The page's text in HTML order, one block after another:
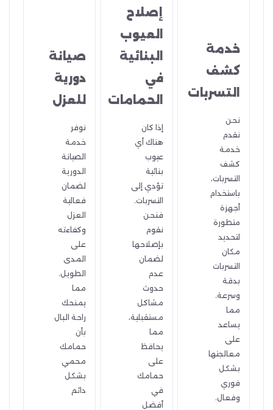
خدمة
كشف
التسربات
نحن
نقدم
خدمة
كشف
التسربات،
باستخدام
أجهزة
متطورة
لتحديد
مكان
التسربات
بدقة
وسرعة.
مما
يساعد
على
معالجتها
بشكل
فوري
وفعال.
إصلاح
العيوب
البنائية
في
الحمامات
إذا كان
هناك أي
عيوب
بنائية
تؤدي إلى
التسربات.
فنحن
نقوم
بإصلاحها
لضمان
عدم
حدوث
مشاكل
مستقبلية،
مما
يحافظ
على
حمامك
في
أفضل
صيانة
دورية
للعزل
نوفر
خدمة
الصيانة
الدورية
لضمان
فعالية
العزل
وكفاءته
على
المدى
الطويل.
مما
يمنحك
راحة البال
بأن
حمامك
محمي
بشكل
دائم